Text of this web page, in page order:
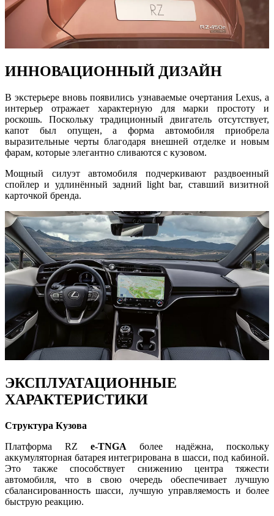
ИННОВАЦИОННЫЙ ДИЗАЙН
В экстерьере вновь появились узнаваемые очертания Lexus, а
интерьер отражает характерную для марки простоту и
роскошь. Поскольку традиционный двигатель отсутствует,
капот был опущен, а форма автомобиля приобрела
выразительные черты благодаря внешней отделке и новым
фарам, которые элегантно сливаются с кузовом.
Мощный силуэт автомобиля подчеркивают раздвоенный
спойлер и удлинённый задний light bar, ставший визитной
карточкой бренда.
ЭКСПЛУАТАЦИОННЫЕ
ХАРАКТЕРИСТИКИ
Структура Кузова
Платформа RZ e-TNGA более надёжна, поскольку
аккумуляторная батарея интегрирована в шасси, под кабиной.
Это также способствует снижению центра тяжести
автомобиля, что в свою очередь обеспечивает лучшую
сбалансированность шасси, лучшую управляемость и более
быструю реакцию.